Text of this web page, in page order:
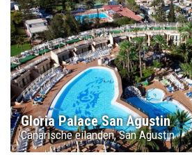
Gloria Palace San Agustin
Canarische eilanden San Agustin